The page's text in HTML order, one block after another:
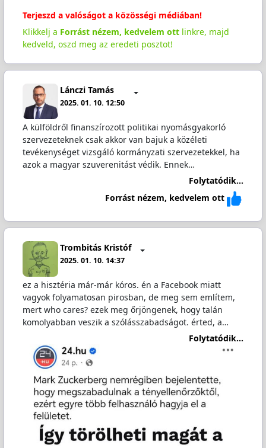
Terjeszd a valóságot a közösségi médiában!
Klikkelj a Forrást nézem, kedvelem ottlinkre, majd
kedveld, oszd meg az eredeti posztot!
Lánczi Tamás
2025. 01. 10. 12:50
A külföldről finanszírozott politikai nyomásgyakorló
szervezeteknek csak akkor van bajuk a közéleti
tevékenységet vizsgáló kormányzati szervezetekkel, ha
azok a magyar szuverenitást védik. Ennek…
Folytatódik...
Forrást nézem, kedvelem ott
Trombitás Kristóf
2025. 01. 10. 14:37
ez a hisztéria már-már kóros. én a Facebook miatt
vagyok folyamatosan pirosban, de meg sem említem,
mert who cares? ezek meg őrjöngenek, hogy talán
komolyabban veszik a szólásszabadságot. érted, a…
Folytatódik...